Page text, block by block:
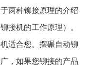
两种铆接原理的介绍
接机的工作原理）。
适合您。摆碾自动铆
，如果您铆接的产品